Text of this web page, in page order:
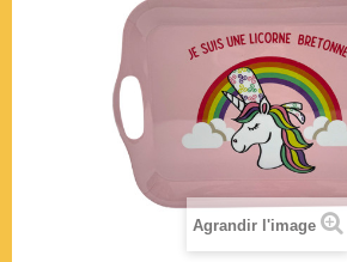
Agrandir l'image